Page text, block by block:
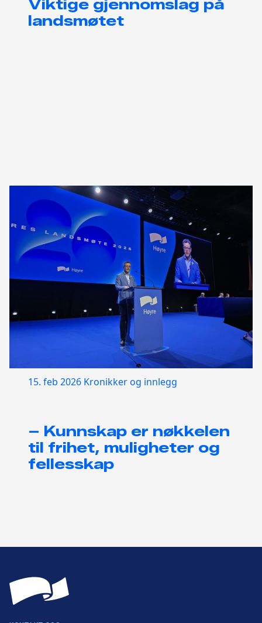
Viktige gjennomslag på
landsmøtet
15. feb 2026 Kronikker og innlegg
– Kunnskap er nøkkelen
til frihet, muligheter og
fellesskap